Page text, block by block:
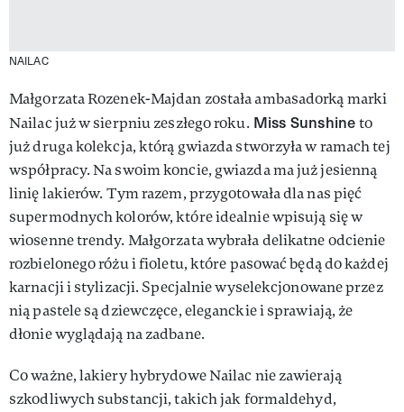
NAILAC
Małgorzata Rozenek-Majdan została ambasadorką marki
Nailac już w sierpniu zeszłego roku. Miss Sunshineto
już druga kolekcja, którą gwiazda stworzyła w ramach tej
współpracy. Na swoim koncie, gwiazda ma już jesienną
linię lakierów. Tym razem, przygotowała dla nas pięć
supermodnych kolorów, które idealnie wpisują się w
wiosenne trendy. Małgorzata wybrała delikatne odcienie
rozbielonego różu i fioletu, które pasować będą do każdej
karnacji i stylizacji. Specjalnie wyselekcjonowane przez
nią pastele są dziewczęce, eleganckie i sprawiają, że
dłonie wyglądają na zadbane.
Co ważne, lakiery hybrydowe Nailac nie zawierają
szkodliwych substancji, takich jak formaldehyd,